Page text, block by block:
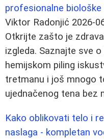
profesionalne
Viktor Radonjić 2026-
Otkrijte zašto je
izgleda. Saznajte sve
hemijskom piling
tretmanu i još mnogo
ujednačenog tena bez
Kako oblikovati telo i
naslaga - kompletan